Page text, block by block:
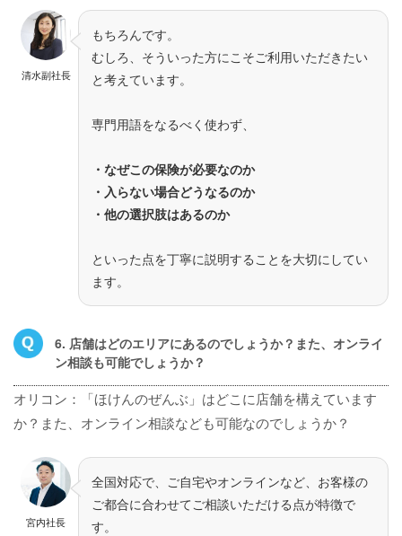
清水副社長
もちろんです。
むしろ、そういった方にこそご利用いただきたい
と考えています。
専門用語をなるべく使わず、
・なぜこの保険が必要なのか
・入らない場合どうなるのか
・他の選択肢はあるのか
といった点を丁寧に説明することを大切にしてい
ます。
6. 店舗はどのエリアにあるのでしょうか？また、オンライ
ン相談も可能でしょうか？
オリコン：「ほけんのぜんぶ」はどこに店舗を構えています
か？また、オンライン相談なども可能なのでしょうか？
宮内社長
全国対応で、ご自宅やオンラインなど、お客様の
ご都合に合わせてご相談いただける点が特徴で
す。